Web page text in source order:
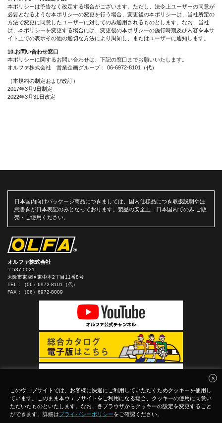
このウェブサイトでは、お客様に快適にご利用していただくためクッキーを使用し
ています。このまま本ウェブサイトをご利用になる場合、クッキーの使用に同意い
ただいたものといたします。なお、各ブラウザからクッキーの設定を変更すること
ができます。詳細はプライバシーポリシーをご確認ください。
本ポリシーは予告なく改定する場合がございます。ただし、法令上ユーザーの同意が
必要となるような本ポリシーの変更を行う場合、変更後の本ポリシーは、当社所定の
方法で変更に同意したユーザーに対してのみ適用されるものとします。なお、当社
は、本ポリシーを変更する場合には、変更後の本ポリシーの施行時期及び内容を本サ
イト上での表示その他の適切な方法により周知し、またはユーザーに通知します。
10.お問い合わせ窓口
本ポリシーに関するお問い合わせは、下記の窓口までお願いいたします。
オルファ株式会社 営業企画グループ：
06-6972-8101 （代）
（本規約の制定および改訂）
2017年3月9日制定
2022年3月31日改定
日本国内向けパッケージ商品につきましては、国内仕様品につき取扱説明や注
意書きが日本表記のみとなっております。製品の安全上、日本国内でのみ ご販
売・ご使用ください。
オルファ株式会社
〒537-0021
大阪市東成区東中本2丁目11番8号
TEL：
（06）6972-8101（代）
FAX：（06）6972-8009